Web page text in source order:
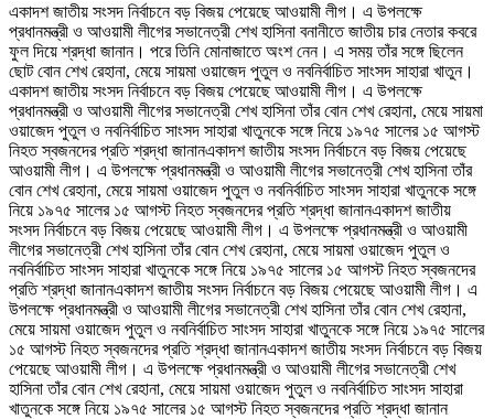
একাদশ জাতীয় সংসদ নির্বাচনে বড় বিজয় পেয়েছে আওয়ামী লীগ। এ উপলক্ষে
প্রধানমন্ত্রী ও আওয়ামী লীগের সভানেত্রী শেখ হাসিনা বনানীতে জাতীয় চার নেতার কবরে
ফুল দিয়ে শ্রদ্ধা জানান। পরে তিনি মোনাজাতে অংশ নেন। এ সময় তাঁর সঙ্গে ছিলেন
ছোট বোন শেখ রেহানা, মেয়ে সায়মা ওয়াজেদ পুতুল ও নবনির্বাচিত সাংসদ সাহারা খাতুন।
একাদশ জাতীয় সংসদ নির্বাচনে বড় বিজয় পেয়েছে আওয়ামী লীগ। এ উপলক্ষে
প্রধানমন্ত্রী ও আওয়ামী লীগের সভানেত্রী শেখ হাসিনা তাঁর বোন শেখ রেহানা, মেয়ে সায়মা
ওয়াজেদ পুতুল ও নবনির্বাচিত সাংসদ সাহারা খাতুনকে সঙ্গে নিয়ে ১৯৭৫ সালের ১৫ আগস্ট
নিহত স্বজনদের প্রতি শ্রদ্ধা জানানএকাদশ জাতীয় সংসদ নির্বাচনে বড় বিজয় পেয়েছে
আওয়ামী লীগ। এ উপলক্ষে প্রধানমন্ত্রী ও আওয়ামী লীগের সভানেত্রী শেখ হাসিনা তাঁর
বোন শেখ রেহানা, মেয়ে সায়মা ওয়াজেদ পুতুল ও নবনির্বাচিত সাংসদ সাহারা খাতুনকে সঙ্গে
নিয়ে ১৯৭৫ সালের ১৫ আগস্ট নিহত স্বজনদের প্রতি শ্রদ্ধা জানানএকাদশ জাতীয়
সংসদ নির্বাচনে বড় বিজয় পেয়েছে আওয়ামী লীগ। এ উপলক্ষে প্রধানমন্ত্রী ও আওয়ামী
লীগের সভানেত্রী শেখ হাসিনা তাঁর বোন শেখ রেহানা, মেয়ে সায়মা ওয়াজেদ পুতুল ও
নবনির্বাচিত সাংসদ সাহারা খাতুনকে সঙ্গে নিয়ে ১৯৭৫ সালের ১৫ আগস্ট নিহত স্বজনদের
প্রতি শ্রদ্ধা জানানএকাদশ জাতীয় সংসদ নির্বাচনে বড় বিজয় পেয়েছে আওয়ামী লীগ। এ
উপলক্ষে প্রধানমন্ত্রী ও আওয়ামী লীগের সভানেত্রী শেখ হাসিনা তাঁর বোন শেখ রেহানা,
মেয়ে সায়মা ওয়াজেদ পুতুল ও নবনির্বাচিত সাংসদ সাহারা খাতুনকে সঙ্গে নিয়ে ১৯৭৫ সালের
১৫ আগস্ট নিহত স্বজনদের প্রতি শ্রদ্ধা জানানএকাদশ জাতীয় সংসদ নির্বাচনে বড় বিজয়
পেয়েছে আওয়ামী লীগ। এ উপলক্ষে প্রধানমন্ত্রী ও আওয়ামী লীগের সভানেত্রী শেখ
হাসিনা তাঁর বোন শেখ রেহানা, মেয়ে সায়মা ওয়াজেদ পুতুল ও নবনির্বাচিত সাংসদ সাহারা
খাতুনকে সঙ্গে নিয়ে ১৯৭৫ সালের ১৫ আগস্ট নিহত স্বজনদের প্রতি শ্রদ্ধা জানান